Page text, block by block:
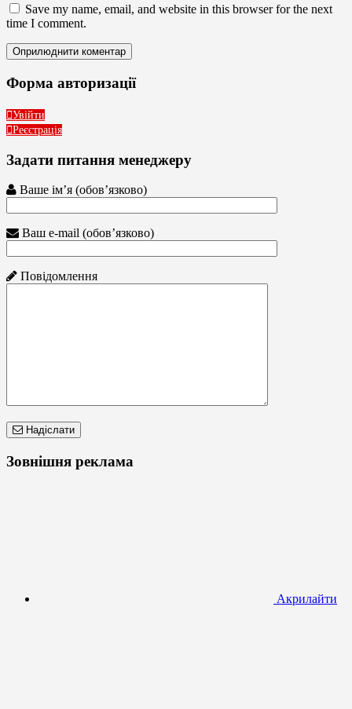
Save my name, email, and website in this browser for the next
time I comment.
Форма авторизації
Увійти
Реєстрація
Задати питання менеджеру
Ваше ім’я (обов’язково)
Ваш e-mail (обов’язково)
Повідомлення
Надіслати
Зовнішня реклама
Акрилайти